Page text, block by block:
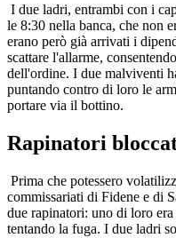
I due ladri, entrambi con i
le 8:30 nella banca, che non
erano però già arrivati i
scattare l'allarme,
dell'ordine. I due malviventi
puntando contro di loro le
portare via il bottino.
Rapinatori
Prima che potessero
commissariati di Fidene e di
due rapinatori: uno di loro
tentando la fuga. I due ladri